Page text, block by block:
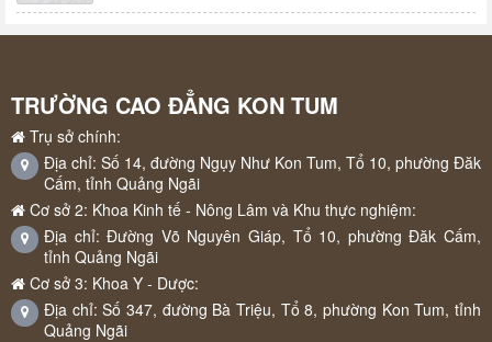
TRƯỜNG CAO ĐẲNG KON TUM
Trụ sở chính:
Địa chỉ: Số 14, đường Ngụy Như Kon Tum, Tổ 10, phường Đăk
Cấm, tỉnh Quảng Ngãi
Cơ sở 2: Khoa Kinh tế - Nông Lâm và Khu thực nghiệm:
Địa chỉ: Đường Võ Nguyên Giáp, Tổ 10, phường Đăk Cấm,
tỉnh Quảng Ngãi
Cơ sở 3: Khoa Y - Dược:
Địa chỉ: Số 347, đường Bà Triệu, Tổ 8, phường Kon Tum, tỉnh
Quảng Ngãi